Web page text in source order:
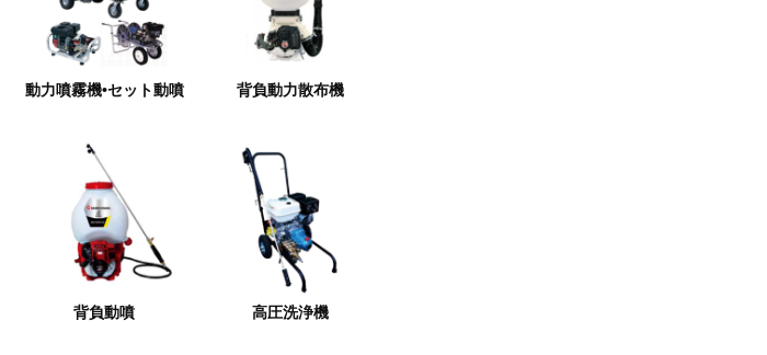
動力噴霧機•セット動噴 背負動力散布機
背負動噴 高圧洗浄機